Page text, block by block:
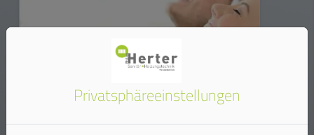
Privatsphäre­einstellungen